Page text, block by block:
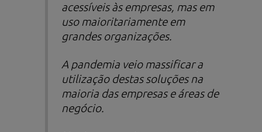
acessíveis às empresas, mas em
uso maioritariamente em
grandes organizações.
A pandemia veio massificar a
utilização destas soluções na
maioria das empresas e áreas de
negócio.